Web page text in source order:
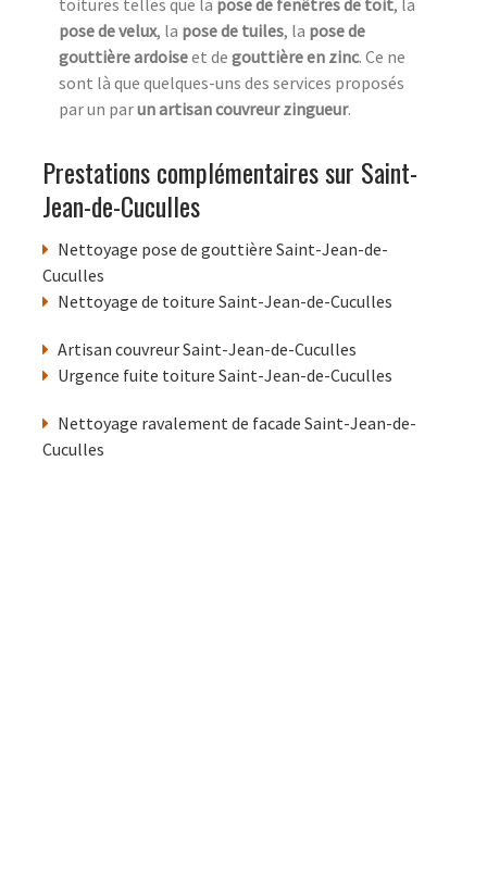
toitures telles que la pose de fenêtres de toit, la
pose de velux, la pose de tuiles, la pose de
gouttière ardoiseet de gouttière en zinc. Ce ne
sont là que quelques-uns des services proposés
par un parun artisan couvreur zingueur.
Prestations complémentaires sur Saint-
Jean-de-Cuculles
Nettoyage pose de gouttière Saint-Jean-de-
Cuculles
Nettoyage de toiture Saint-Jean-de-Cuculles
Artisan couvreur Saint-Jean-de-Cuculles
Urgence fuite toiture Saint-Jean-de-Cuculles
Nettoyage ravalement de facade Saint-Jean-de-
Cuculles